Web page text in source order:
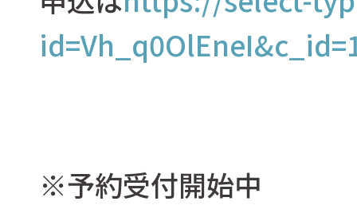
※予約受付開始中